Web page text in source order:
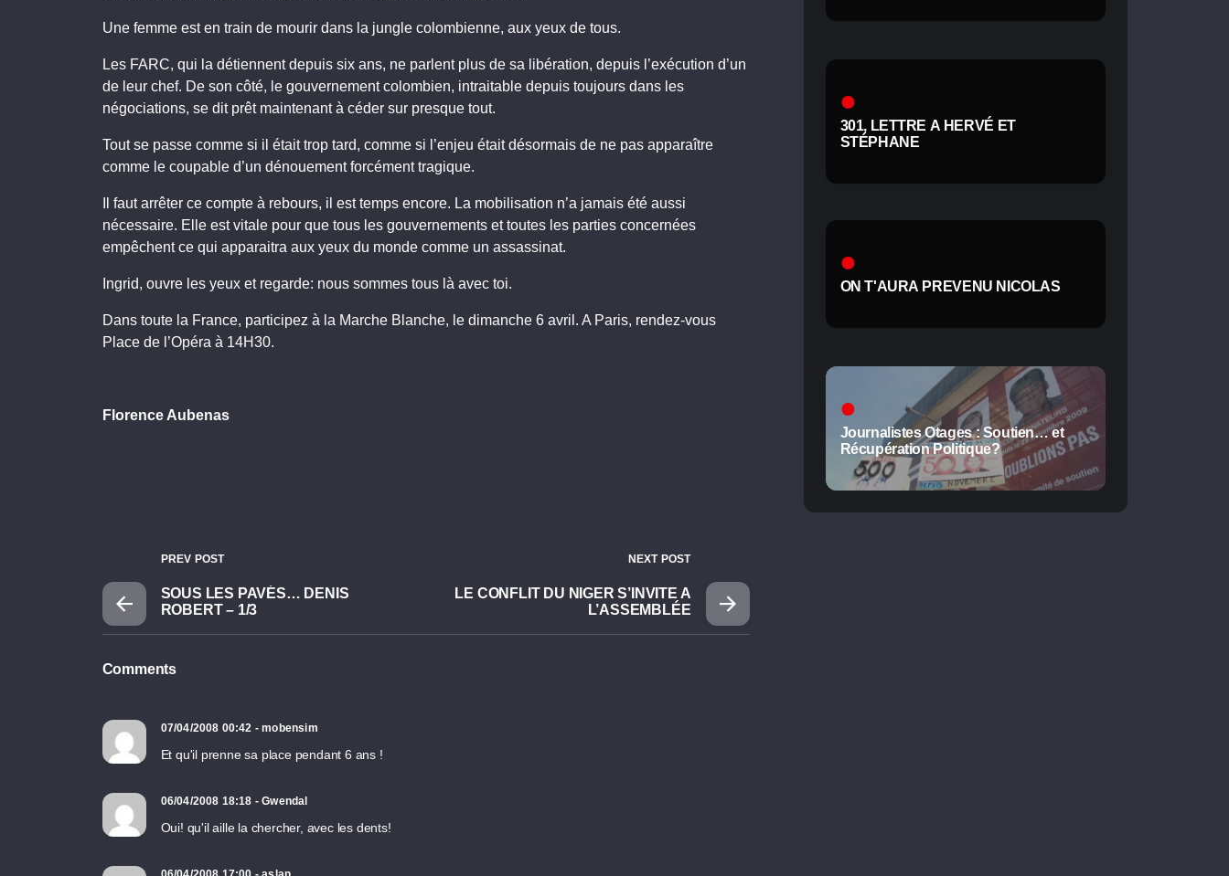
Une femme est en train de mourir dans la jungle colombienne, aux yeux de tous.
Les FARC, qui la détiennent depuis six ans, ne parlent plus de sa libération, depuis l’exécution d’un
de leur chef. De son côté, le gouvernement colombien, intraitable depuis toujours dans les
négociations, se dit prêt maintenant à céder sur presque tout.
Tout se passe comme si il était trop tard, comme si l’enjeu était désormais de ne pas apparaître
comme le coupable d’un dénouement forcément tragique.
Il faut arrêter ce compte à rebours, il est temps encore. La mobilisation n’a jamais été aussi
nécessaire. Elle est vitale pour que tous les gouvernements et toutes les parties concernées
empêchent ce qui apparaitra aux yeux du monde comme un assassinat.
Ingrid, ouvre les yeux et regarde: nous sommes tous là avec toi.
Dans toute la France, participez à la Marche Blanche, le dimanche 6 avril. A Paris, rendez-vous
Place de l’Opéra à 14H30.
Florence Aubenas
PREV POST
SOUS LES PAVÉS… DENIS
ROBERT – 1/3
NEXT POST
LE CONFLIT DU NIGER S’INVITE A
L’ASSEMBLÉE
Comments
07/04/2008 00:42 - mobensim
Et qu'il prenne sa place pendant 6 ans !
06/04/2008 18:18 - Gwendal
Oui! qu'il aille la chercher, avec les dents!
301, LETTRE A HERVÉ ET
STÉPHANE
ON T'AURA PREVENU NICOLAS
Journalistes Otages : Soutien… et
Récupération Politique?